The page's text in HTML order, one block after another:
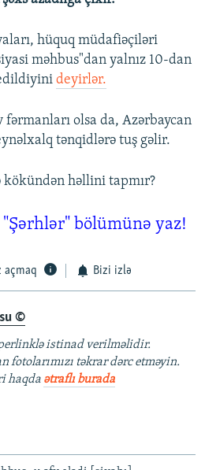
hüquq müdafiəçiləri
məhbus"dan yalnız 10-dan
deyirlər.
olsa da, Azərbaycan
tənqidlərə tuş gəlir.
kökündən həllini tapmır?
"Şərhlər" bölümünə yaz!
açmaq Bizi izlə
©
istinad verilməlidir.
fotolarımızı təkrar dərc etməyin.
haqda ətraflı burada